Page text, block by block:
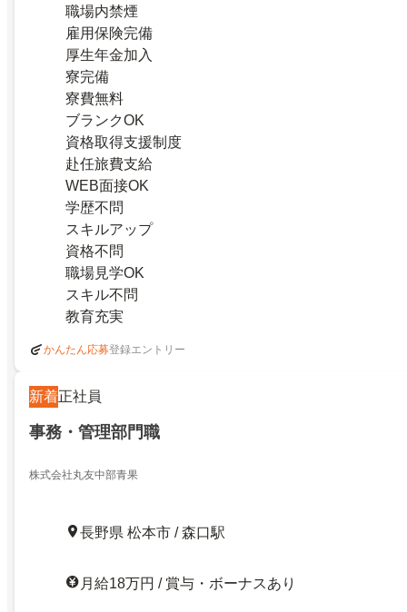
職場内禁煙
雇用保険完備
厚生年金加入
寮完備
寮費無料
ブランクOK
資格取得支援制度
赴任旅費支給
WEB面接OK
学歴不問
スキルアップ
資格不問
職場見学OK
スキル不問
教育充実
かんたん応募登録エントリー
新着正社員
事務・管理部門職
株式会社丸友中部青果
長野県 松本市 / 森口駅
月給18万円 / 賞与・ボーナスあり